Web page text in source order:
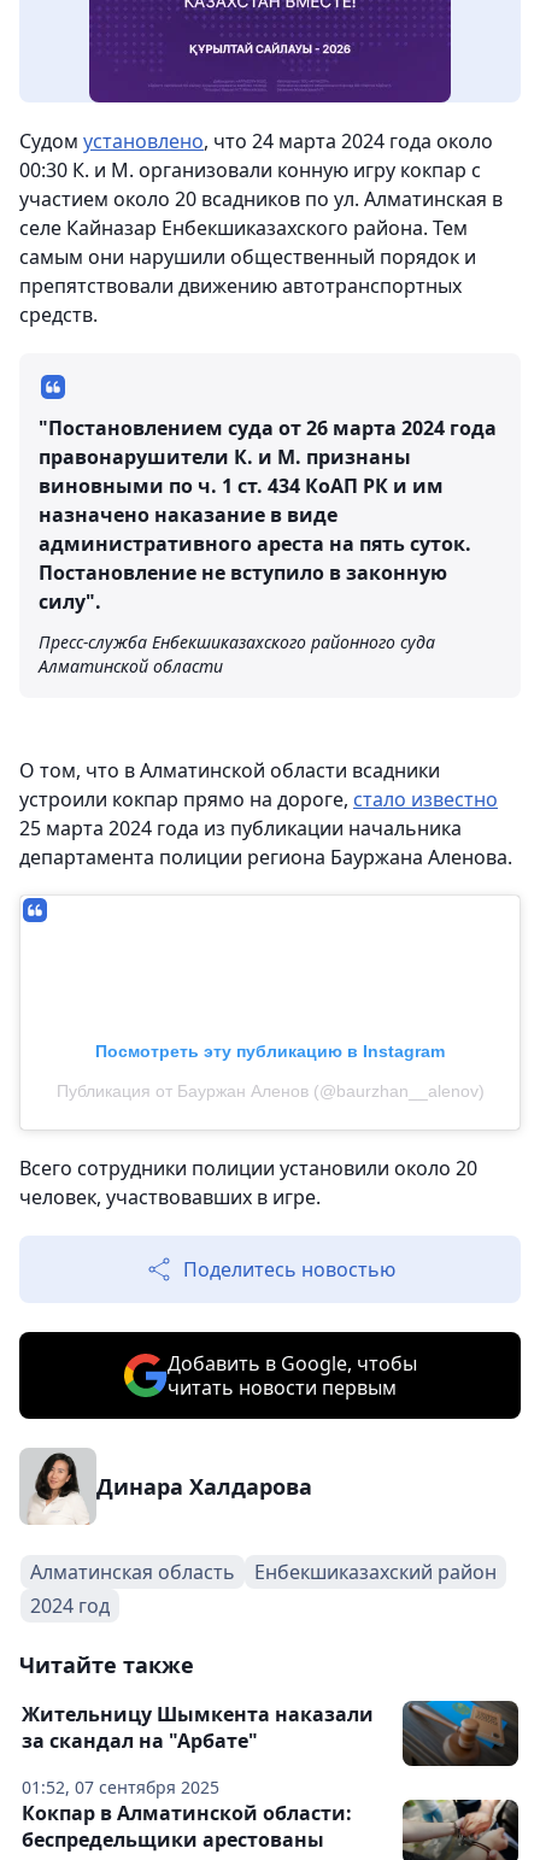
Судом установлено, что 24 марта 2024 года около
00:30 К. и М. организовали конную игру кокпар с
участием около 20 всадников по ул. Алматинская в
селе Кайназар Енбекшиказахского района. Тем
самым они нарушили общественный порядок и
препятствовали движению автотранспортных
средств.
"Постановлением суда от 26 марта 2024 года
правонарушители К. и М. признаны
виновными по ч. 1 ст. 434 КоАП РК и им
назначено наказание в виде
административного ареста на пять суток.
Постановление не вступило в законную
силу".
Пресс-служба Енбекшиказахского районного суда
Алматинской области
О том, что в Алматинской области всадники
устроили кокпар прямо на дороге, стало известно
25 марта 2024 года из публикации начальника
департамента полиции региона Бауржана Аленова.
Посмотреть эту публикацию в Instagram
Публикация от Бауржан Аленов (@baurzhan__alenov)
Всего сотрудники полиции установили около 20
человек, участвовавших в игре.
Поделитесь новостью
Добавить в Google, чтобы
читать новости первым
Динара Халдарова
Алматинская область
Енбекшиказахский район
2024 год
Читайте также
01:52, 07 сентября 2025
Жительницу Шымкента наказали
за скандал на "Арбате"
Кокпар в Алматинской области:
беспредельщики арестованы